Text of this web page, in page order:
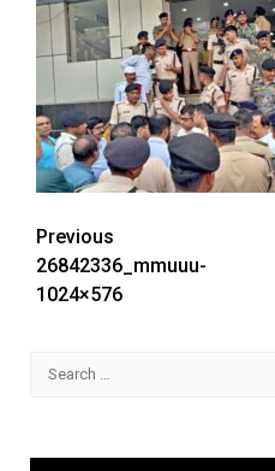
Continue
Reading
Previous
26842336_mmuuu-
1024×576
Search